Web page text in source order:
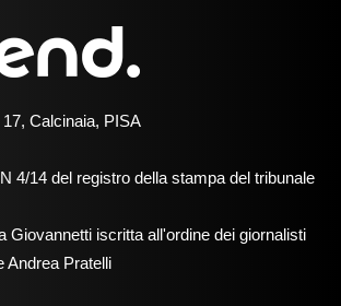
Calcinaia, PISA
4/14 del registro della stampa del tribunale
Giovannetti iscritta all'ordine dei giornalisti
Andrea Pratelli